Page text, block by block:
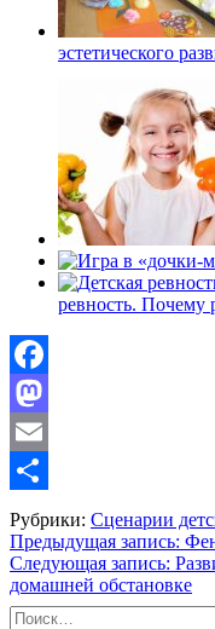
эстетического
ревность. Почему
Facebook
Mastodon
Email
Отправить
Рубрики: Сценарии
Навигация
по
записям
Предыдущая запись:
Следующая запись:
домашней обстановке
Найти: